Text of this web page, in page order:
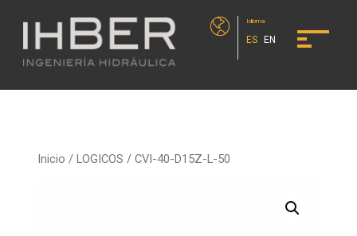
Idioma
ES EN
Inicio /LOGICOS / CVI-40-D15Z-L-50